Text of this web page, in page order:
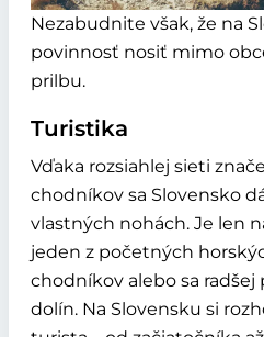
Nezabudnite však, že na
povinnosť nosiť mimo
prilbu.
Turistika
Vďaka rozsiahlej sieti
chodníkov sa Slovensko
vlastných nohách. Je len
jeden z početných
chodníkov alebo sa
dolín. Na Slovensku si